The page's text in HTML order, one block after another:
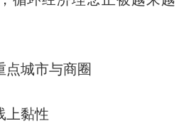
城市与商圈
黏性